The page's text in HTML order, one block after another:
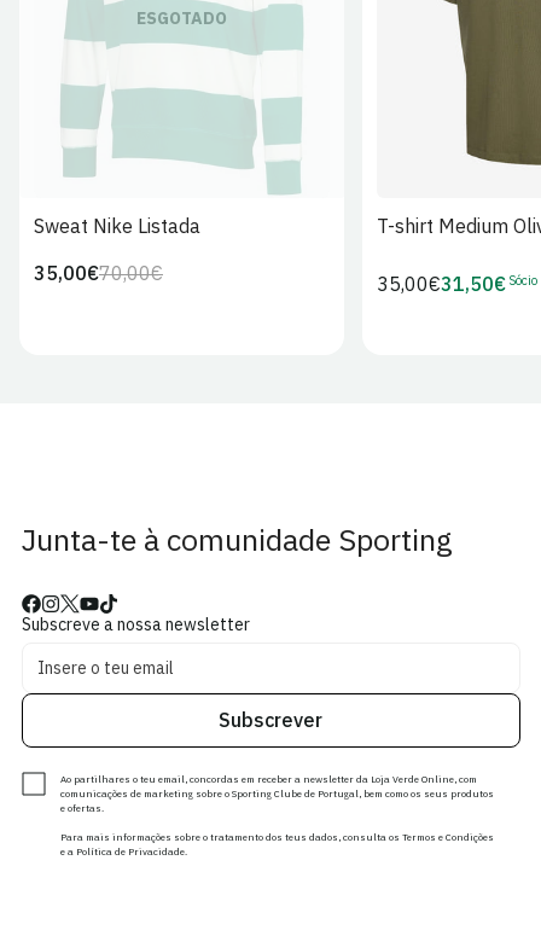
ESGOTADO
Sweat Nike Listada
Preço
70,00€Preço
35,00€
T-shirt Medium
Preço
35,00€Preço
31,50€ Sócio
Junta-te à comunidade Sporting
Subscreve a nossa newsletter
Subscrever
Ao partilhares o teu email, concordas em receber a newsletter da Loja Verde Online, com
comunicações de marketing sobre o Sporting Clube de Portugal, bem como os seus produtos
e ofertas.
Para mais informações sobre o tratamento dos teus dados, consulta os Termos e Condições
e a Política de Privacidade.